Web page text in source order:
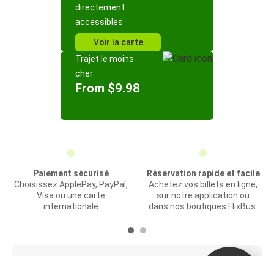
directement
accessibles
Voir la carte
Trajet le moins
cher
From $9.98
Paiement sécurisé
Choisissez ApplePay, PayPal,
Visa ou une carte
internationale
Réservation rapide et facile
Achetez vos billets en ligne,
sur notre application ou
dans nos boutiques FlixBus.